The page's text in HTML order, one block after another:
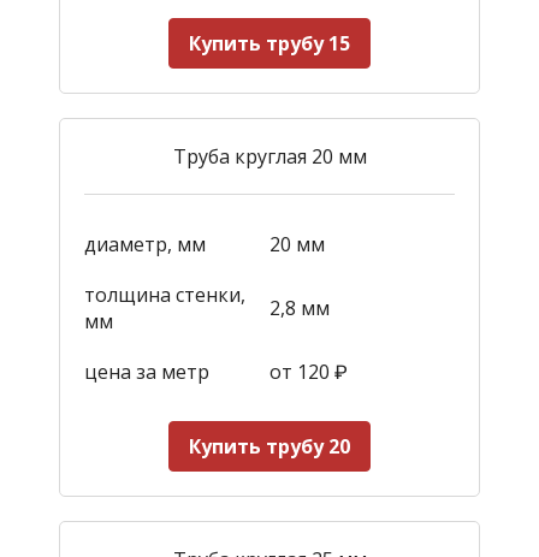
Купить трубу 15
Труба круглая 20 мм
диаметр, мм
20 мм
толщина стенки,
мм
2,8 мм
цена за метр от 120 ₽
Купить трубу 20